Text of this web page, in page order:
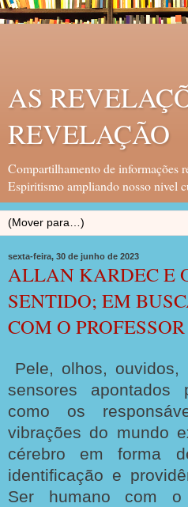
AS
REVELAÇÃO
Compartilhamento de informações
Espiritismo ampliando nosso nivel
sexta-feira, 30 de junho de 2023
ALLAN KARDEC E
SENTIDO; EM
COM O PROFESSOR
Pele, olhos,
sensores apontados
como os
vibrações do mundo
cérebro em forma
identificação e
Ser humano com